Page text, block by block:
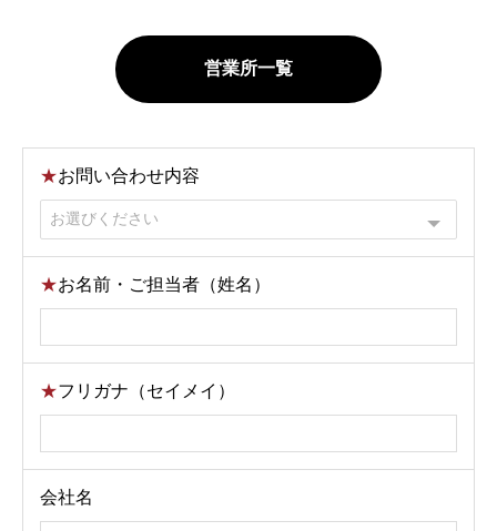
営業所一覧
★お問い合わせ内容
★お名前・ご担当者（姓名）
★フリガナ（セイメイ）
会社名